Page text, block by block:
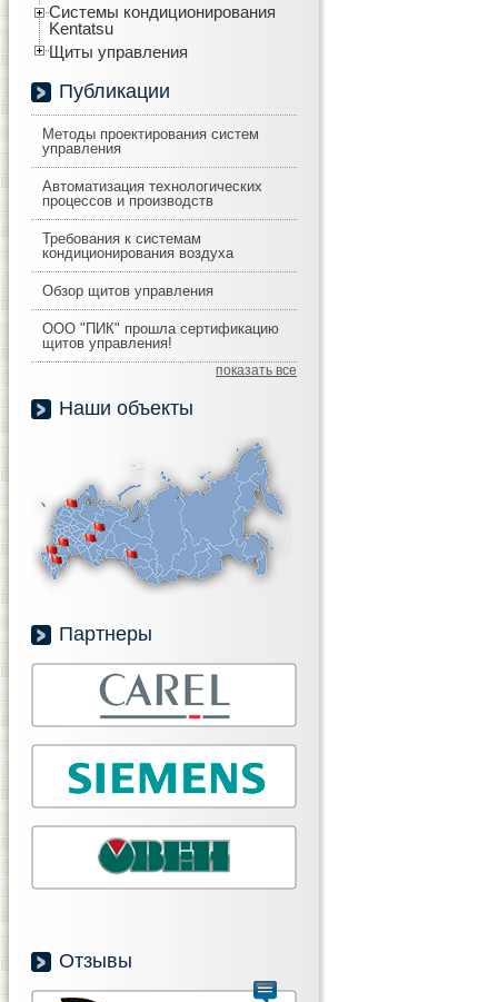
Системы кондиционирования
Kentatsu
Щиты управления
Публикации
Методы проектирования систем
управления
Автоматизация технологических
процессов и производств
Требования к системам
кондиционирования воздуха
Обзор щитов управления
ООО "ПИК" прошла сертификацию
щитов управления!
показать все
Наши объекты
Партнеры
Отзывы